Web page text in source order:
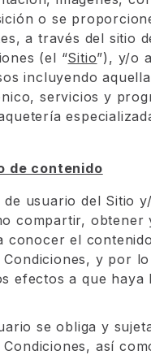
o se
a través del sitio
(el “Sitio”), y/o
incluyendo
servicios y
de contenido
usuario del Sitio
compartir,
conocer el
y por
efectos a que haya
se obliga y
así